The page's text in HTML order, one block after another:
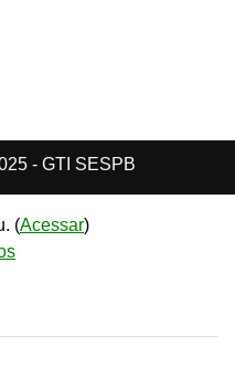
- GTI SESPB
(Acessar)